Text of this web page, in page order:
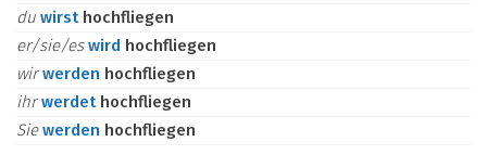
du wirst hochfliegen
er/sie/eswird hochfliegen
wirwerden hochfliegen
ihrwerdet hochfliegen
Siewerden hochfliegen